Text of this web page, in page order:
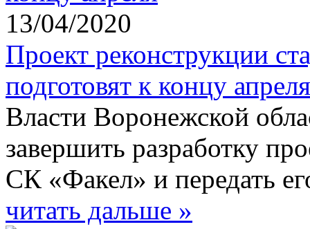
13/04/2020
Проект реконструкции
подготовят к концу апреля
Власти Воронежской
завершить разработку
СК «Факел» и передать
читать дальше »